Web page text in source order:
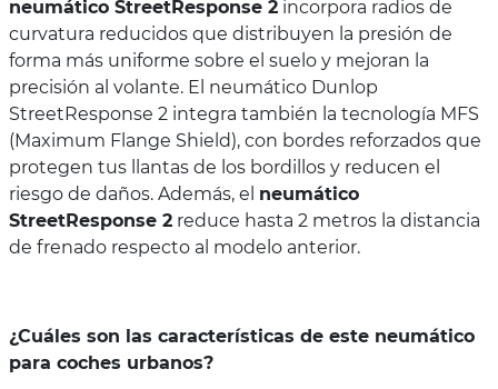
neumático StreetResponse 2 incorpora radios de
curvatura reducidos que distribuyen la presión de
forma más uniforme sobre el suelo y mejoran la
precisión al volante. El neumático Dunlop
StreetResponse 2 integra también la tecnología MFS
(Maximum Flange Shield), con bordes reforzados que
protegen tus llantas de los bordillos y reducen el
riesgo de daños. Además, el neumático
StreetResponse 2 reduce hasta 2 metros la distancia
de frenado respecto al modelo anterior.
¿Cuáles son las características de este neumático
para coches urbanos?